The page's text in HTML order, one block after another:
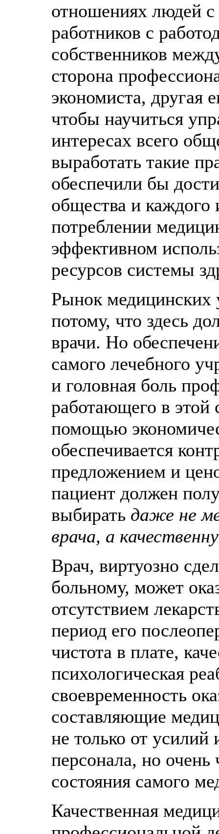
отношениях людей с
работников с
собственников
сторона
экономиста, другая
чтобы научиться
интересах всего
выработать такие
обеспечили бы
общества и каждого
потреблении
эффективном
ресурсов системы
Рынок медицинских
потому, что здесь
врачи. Но
самого лечебного
и головная боль
работающего в
помощью
обеспечивается
предложением и
пациент должен
выбирать даже не
врача, а
Врач, виртуозно
больному, может
отсутствием
период его
чистота в плате,
психологическая
своевременность
составляющие
не только от
персонала, но очень
состояния самого
Качественная